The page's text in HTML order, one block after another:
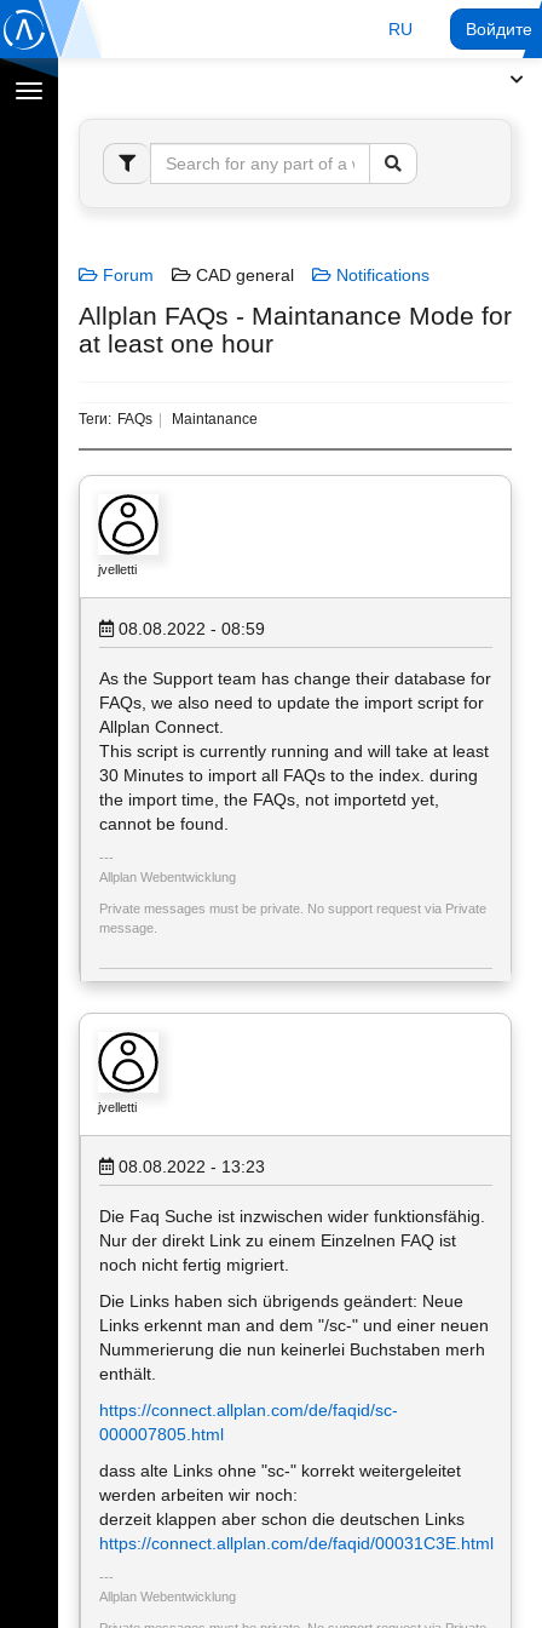
RU Войдите
Переключение
навигации
Forum CAD general Notifications
Allplan FAQs - Maintanance Mode for
at least one hour
Теги: FAQs Maintanance
jvelletti
08.08.2022 - 08:59
As the Support team has change their database for
FAQs, we also need to update the import script for
Allplan Connect.
This script is currently running and will take at least
30 Minutes to import all FAQs to the index. during
the import time, the FAQs, not importetd yet,
cannot be found.
Allplan Webentwicklung
Private messages must be private. No support request via Private
message.
jvelletti
08.08.2022 - 13:23
Die Faq Suche ist inzwischen wider funktionsfähig.
Nur der direkt Link zu einem Einzelnen FAQ ist
noch nicht fertig migriert.
Die Links haben sich übrigends geändert: Neue
Links erkennt man and dem "/sc-" und einer neuen
Nummerierung die nun keinerlei Buchstaben merh
enthält.
https://connect.allplan.com/de/faqid/sc-
000007805.html
dass alte Links ohne "sc-" korrekt weitergeleitet
werden arbeiten wir noch:
derzeit klappen aber schon die deutschen Links
https://connect.allplan.com/de/faqid/00031C3E.html
Allplan Webentwicklung